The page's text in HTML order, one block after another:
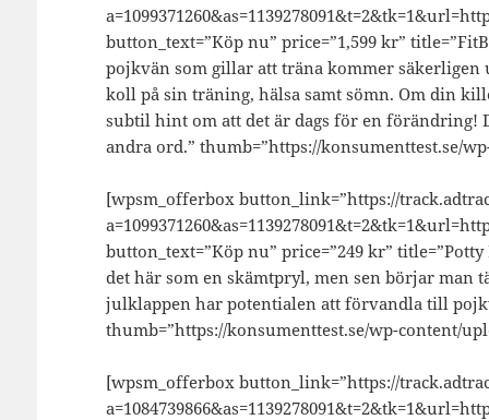
button_text=”Köp nu” price=”1,599 kr”
pojkvän som gillar att träna kommer säkerligen
koll på sin träning, hälsa samt sömn. Om din
subtil hint om att det är dags för en
andra ord.” thumb=”https://konsumenttest.se/
[wpsm_offerbox button_link=”https://
button_text=”Köp nu” price=”249 kr”
det här som en skämtpryl, men sen börjar man
julklappen har potentialen att förvandla till
thumb=”https://konsumenttest.se/wp-content/
[wpsm_offerbox button_link=”https://